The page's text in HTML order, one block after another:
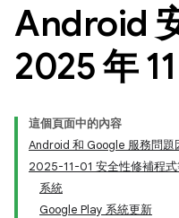
Android
2025 年
這個頁面中的內容
Android 和 Google 服務問題
2025-11-01 安全性修補程
系統
Google Play 系統更新